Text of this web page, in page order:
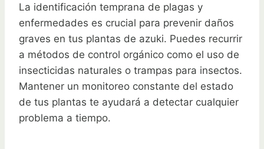
La identificación temprana de plagas y
enfermedades es crucial para prevenir daños
graves en tus plantas de azuki. Puedes recurrir
a métodos de control orgánico como el uso de
insecticidas naturales o trampas para insectos.
Mantener un monitoreo constante del estado
de tus plantas te ayudará a detectar cualquier
problema a tiempo.